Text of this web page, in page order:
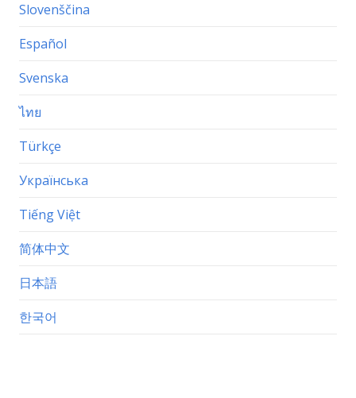
Slovenščina
Español
Svenska
ไทย
Türkçe
Українська
Tiếng Việt
简体中文
日本語
한국어